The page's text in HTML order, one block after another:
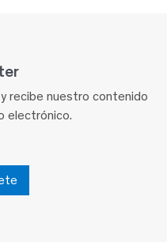
recibe nuestro contenido
electrónico.